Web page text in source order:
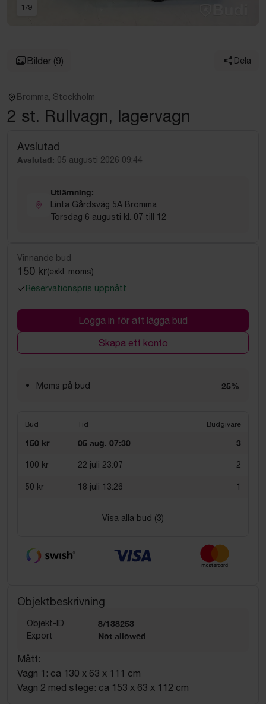
1 /9
Bilder (9) Dela
Bromma, Stockholm
2 st. Rullvagn, lagervagn
Avslutad
Avslutad: 05 augusti 2026 09:44
Utlämning:
Linta Gårdsväg 5A Bromma
Torsdag 6 augusti kl. 07 till 12
Vinnande bud
150 kr(exkl. moms)
Reservationspris uppnått
Logga in för att lägga bud
Skapa ett konto
Moms på bud 25%
Bud Tid Budgivare
150 kr 05 aug. 07:30 3
100 kr 22 juli 23:07 2
50 kr 18 juli 13:26 1
Visa alla bud (3)
Objektbeskrivning
Objekt-ID 8/138253
Export Not allowed
Mått:
Vagn 1: ca 130 x 63 x 111 cm
Vagn 2 med stege: ca 153 x 63 x 112 cm